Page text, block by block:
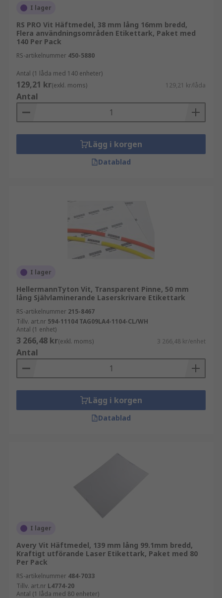
I lager
RS PRO Vit Häftmedel, 38 mm lång 16mm bredd,
Flera användningsområden Etikettark, Paket med
140 Per Pack
RS-artikelnummer 450-5880
Antal (1 låda med 140 enheter)
129,21 kr(exkl. moms) 129,21 kr/låda
Antal
Lägg i korgen
Datablad
I lager
HellermannTyton Vit, Transparent Pinne, 50 mm
lång Självlaminerande Laserskrivare Etikettark
RS-artikelnummer 215-8467
Tillv. art.nr 594-11104 TAG09LA4-1104-CL/WH
Antal (1 enhet)
3 266,48 kr(exkl. moms) 3 266,48 kr/enhet
Antal
Lägg i korgen
Datablad
I lager
Avery Vit Häftmedel, 139 mm lång 99.1mm bredd,
Kraftigt utförande Laser Etikettark, Paket med 80
Per Pack
RS-artikelnummer 484-7033
Tillv. art.nr L4774-20
Antal (1 låda med 80 enheter)